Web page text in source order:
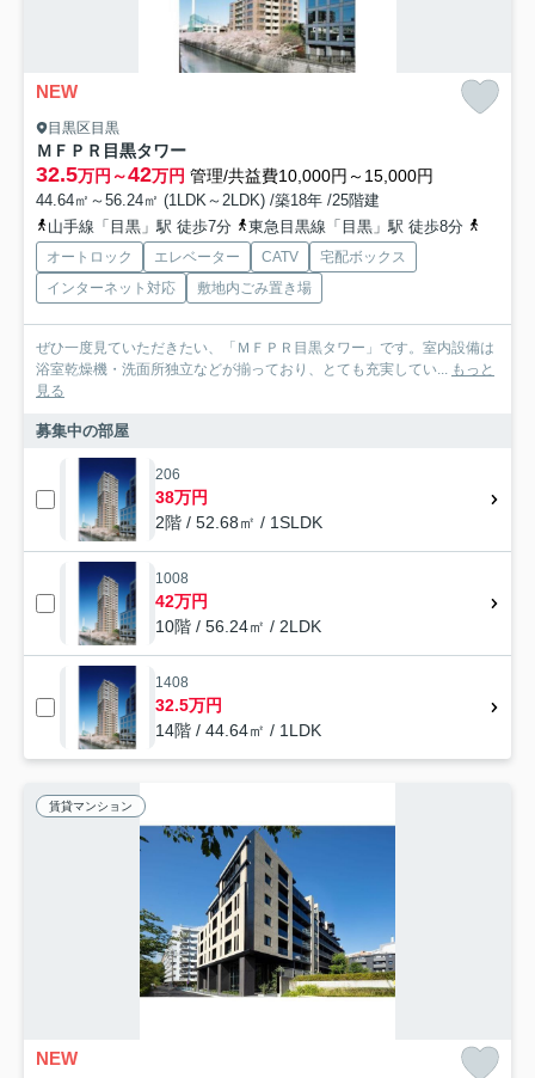
NEW
目黒区目黒
ＭＦＰＲ目黒タワー
32.5万円～42万円 管理/共益費10,000円～15,000円
44.64㎡～56.24㎡ (1LDK～2LDK) /築18年 /25階建
山手線「目黒」駅 徒歩7分
東急目黒線「目黒」駅 徒歩8分
オートロック エレベーター CATV
宅配ボックス
インターネット対応
敷地内ごみ置き場
ぜひ一度見ていただきたい、「ＭＦＰＲ目黒タワー」です。室内設備は
浴室乾燥機・洗面所独立などが揃っており、とても充実してい... もっと
見る
募集中の部屋
206
38万円
2階 / 52.68㎡ / 1SLDK
1008
42万円
10階 / 56.24㎡ / 2LDK
1408
32.5万円
14階 / 44.64㎡ / 1LDK
賃貸マンション
NEW